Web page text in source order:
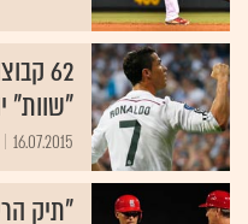
62
"שוות"
16.07.2015
"תיק